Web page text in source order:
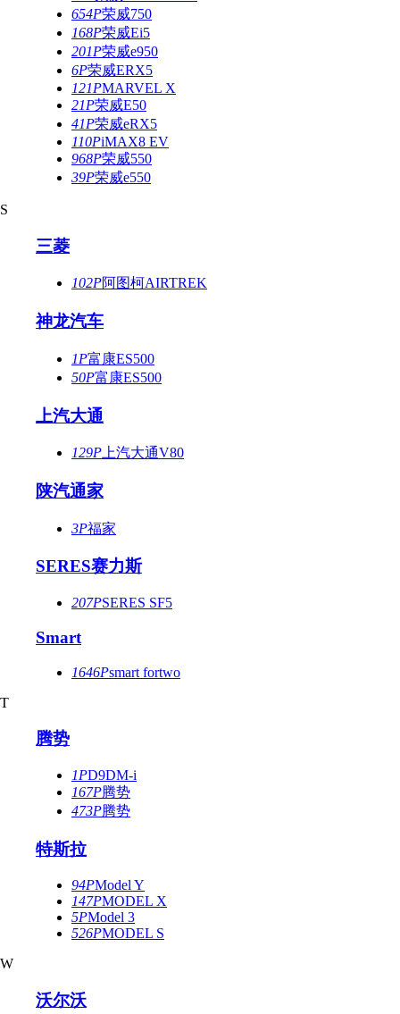
654P荣威750
168P荣威Ei5
201P荣威e950
6P荣威ERX5
121PMARVEL X
21P荣威E50
41P荣威eRX5
110PiMAX8 EV
968P荣威550
39P荣威e550
S
三菱
102P阿图柯AIRTREK
神龙汽车
1P富康ES500
50P富康ES500
上汽大通
129P 上汽大通V80
陕汽通家
3P福家
SERES赛力斯
207PSERES SF5
Smart
1646Psmart fortwo
T
腾势
1PD9DM-i
167P腾势
473P腾势
特斯拉
94PModel Y
147PMODEL X
5PModel 3
526PMODEL S
W
沃尔沃